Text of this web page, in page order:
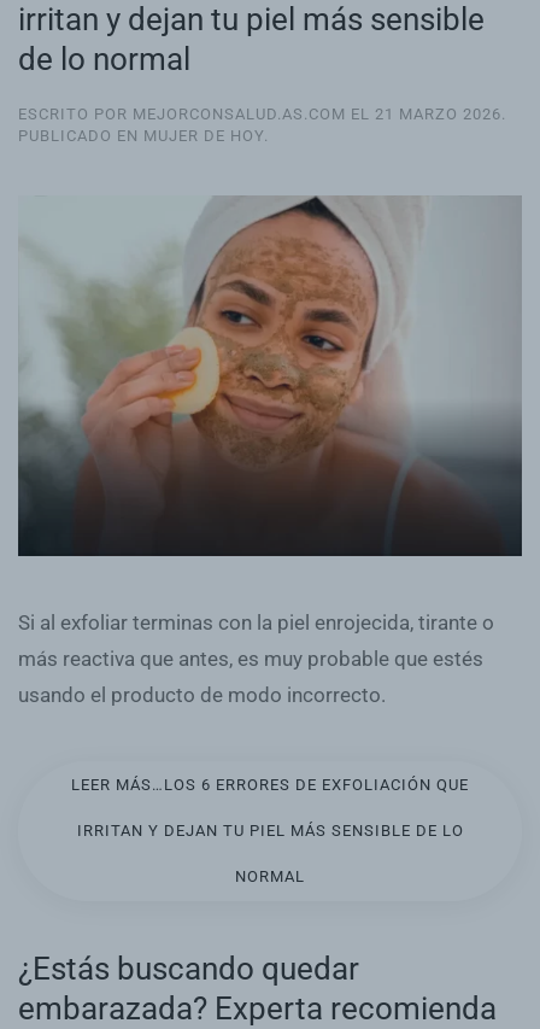
irritan y dejan tu piel más sensible
de lo normal
ESCRITO POR MEJORCONSALUD.AS.COM EL 21 MARZO 2026.
PUBLICADO EN MUJER DE HOY.
Si al exfoliar terminas con la piel enrojecida, tirante o
más reactiva que antes, es muy probable que estés
usando el producto de modo incorrecto.
LEER MÁS…LOS 6 ERRORES DE EXFOLIACIÓN QUE
IRRITAN Y DEJAN TU PIEL MÁS SENSIBLE DE LO
NORMAL
¿Estás buscando quedar
embarazada? Experta recomienda